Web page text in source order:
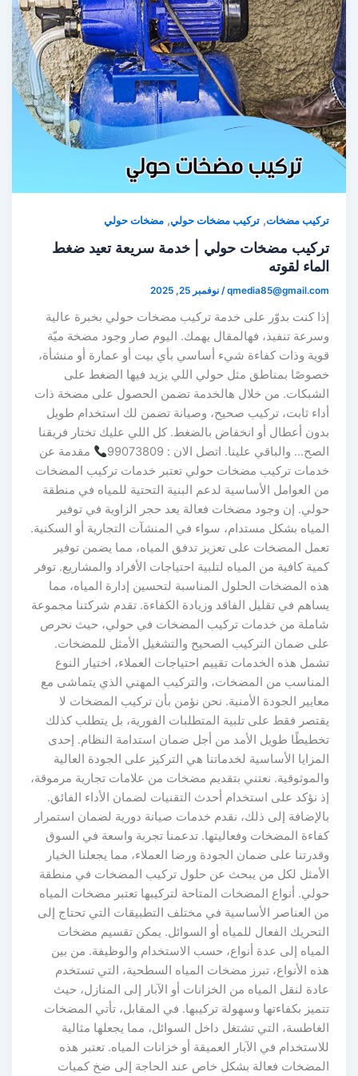
تركيب مضخات,تركيب مضخات حولي,مضخات حولي
تركيب مضخات حولي | خدمة سريعة تعيد ضغط
الماء لقوته
qmedia85@gmail.com
/نوفمبر 25, 2025
إذا كنت بدوّر على خدمة تركيب مضخات حولي بخبرة عالية
وسرعة تنفيذ، فهالمقال يهمك. اليوم صار وجود مضخة ميّة
قوية وذات كفاءة شيء أساسي بأي بيت أو عمارة أو منشأة،
خصوصًا بمناطق مثل حولي اللي يزيد فيها الضغط على
الشبكات. من خلال هالخدمة تضمن الحصول على مضخة ذات
أداء ثابت، تركيب صحيح، وصيانة تضمن لك استخدام طويل
بدون أعطال أو انخفاض بالضغط. كل اللي عليك تختار فريقنا
الصح… والباقي علينا. اتصل الان : 99073809
مقدمة عن
خدمات تركيب مضخات حولي تعتبر خدمات تركيب المضخات
من العوامل الأساسية لدعم البنية التحتية للمياه في منطقة
حولي. إن وجود مضخات فعالة يعد حجر الزاوية في توفير
المياه بشكل مستدام، سواء في المنشآت التجارية أو السكنية.
تعمل المضخات على تعزيز تدفق المياه، مما يضمن توفير
كمية كافية من المياه لتلبية احتياجات الأفراد والمشاريع. توفر
هذه المضخات الحلول المناسبة لتحسين إدارة المياه، مما
يساهم في تقليل الفاقد وزيادة الكفاءة. تقدم شركتنا مجموعة
شاملة من خدمات تركيب المضخات في حولي، حيث نحرص
على ضمان التركيب الصحيح والتشغيل الأمثل للمضخات.
تشمل هذه الخدمات تقييم احتياجات العملاء، اختيار النوع
المناسب من المضخات، والتركيب المهني الذي يتماشى مع
معايير الجودة الأمنية. نحن نؤمن بأن تركيب المضخات لا
يقتصر فقط على تلبية المتطلبات الفورية، بل يتطلب كذلك
تخطيطًا طويل الأمد من أجل ضمان استدامة النظام. إحدى
المزايا الأساسية لخدماتنا هي التركيز على الجودة العالية
والموثوقية. نعتني بتقديم مضخات من علامات تجارية مرموقة،
إذ نؤكد على استخدام أحدث التقنيات لضمان الأداء الفائق.
بالإضافة إلى ذلك، نقدم خدمات صيانة دورية لضمان استمرار
كفاءة المضخات وفعاليتها. تدعمنا تجربة واسعة في السوق
وقدرتنا على ضمان الجودة ورضا العملاء، مما يجعلنا الخيار
الأمثل لكل من يبحث عن حلول تركيب المضخات في منطقة
حولي. أنواع المضخات المتاحة لتركيبها تعتبر مضخات المياه
من العناصر الأساسية في مختلف التطبيقات التي تحتاج إلى
التحريك الفعال للمياه أو السوائل. يمكن تقسيم مضخات
المياه إلى عدة أنواع، حسب الاستخدام والوظيفة. من بين
هذه الأنواع، تبرز مضخات المياه السطحية، التي تستخدم
عادة لنقل المياه من الخزانات أو الآبار إلى المنازل، حيث
تتميز بكفاءتها وسهولة تركيبها. في المقابل، تأتي المضخات
الغاطسة، التي تشتغل داخل السوائل، مما يجعلها مثالية
للاستخدام في الآبار العميقة أو خزانات المياه. تعتبر هذه
المضخات فعالة بشكل خاص عند الحاجة إلى ضخ كميات